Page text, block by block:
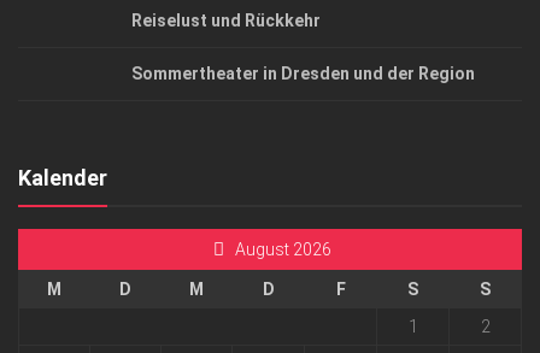
Reiselust und Rückkehr
Sommertheater in Dresden und der Region
Kalender
August 2026
M D M D F S
S
1
2